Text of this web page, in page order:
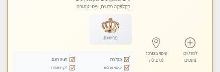
לפרטים
נוספים
עיסוי במרכז
נס ציונה
בקלניקה פרטית, עיסוי טנטרה
פרימיום
מקלחת
חניה חינם
עיסוי מרגיע
נקי ומסודר